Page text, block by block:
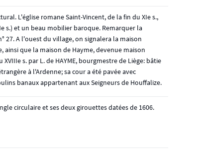
L'église romane Saint-Vincent, de la fin du XIe s.,
s.) et un beau mobilier baroque. Remarquer la
27. A l'ouest du village, on signalera la maison
ainsi que la maison de Hayme, devenue maison
s. par L. de HAYME, bourgmestre de Liège: bâtie
à l'Ardenne; sa cour a été pavée avec
banaux appartenant aux Seigneurs de Houffalize.
circulaire et ses deux girouettes datées de 1606.